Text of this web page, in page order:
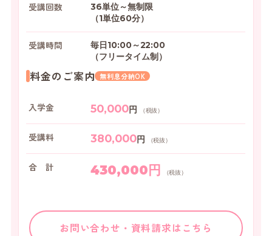
受講回数
36単位～無制限
（1単位60分）
受講時間
毎日10:00～22:00
（フリータイム制）
料金のご案内 無利息分納OK
入学金 50,000円 （税抜）
受講料 380,000円 （税抜）
合 計 430,000円 （税抜）
お問い合わせ・資料請求はこちら